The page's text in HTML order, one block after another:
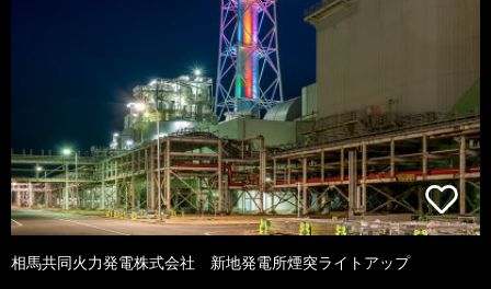
相馬共同火力発電株式会社 新地発電所煙突ライトアップ